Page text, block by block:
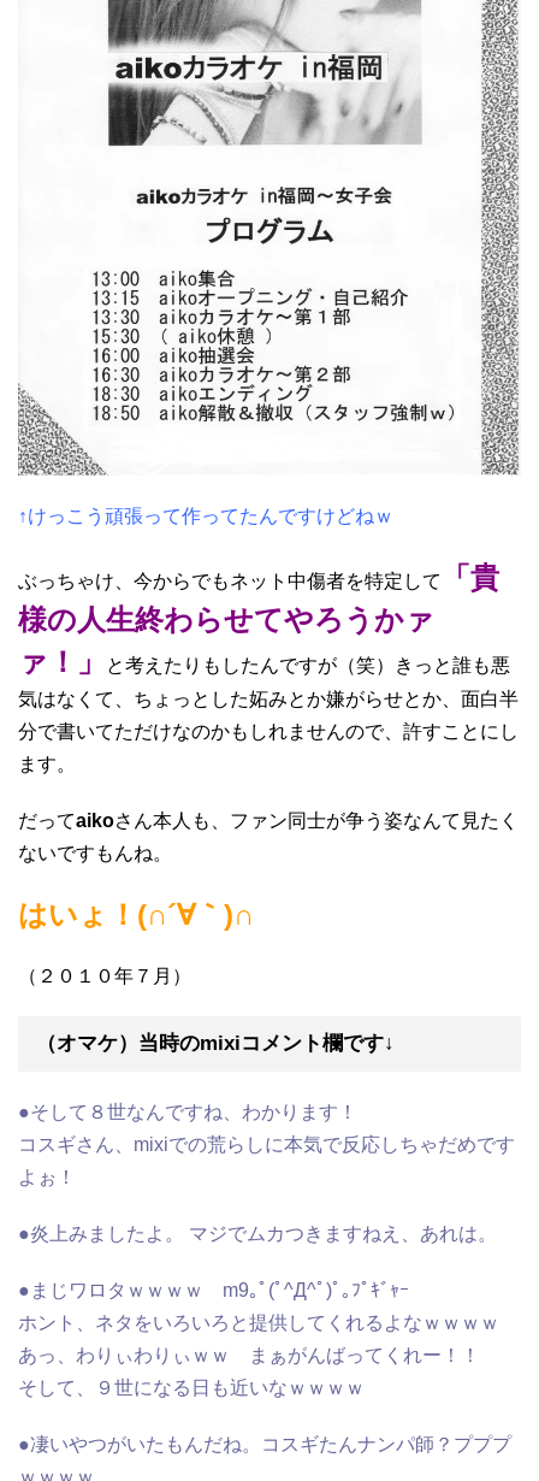
↑けっこう頑張って作ってたんですけどねｗ
ぶっちゃけ、今からでもネット中傷者を特定して
「貴
様の人生終わらせてやろうかァ
ァ！」
と考えたりもしたんですが（笑）きっと誰も悪
気はなくて、ちょっとした妬みとか嫌がらせとか、面白半
分で書いてただけなのかもしれませんので、許すことにし
ます。
だってaikoさん本人も、ファン同士が争う姿なんて見たく
ないですもんね。
はいょ！(∩´∀｀)∩
（２０１０年７月）
（オマケ）当時のmixiコメント欄です↓
●そして８世なんですね、わかります！
コスギさん、mixiでの荒らしに本気で反応しちゃだめです
よぉ！
●炎上みましたよ。 マジでムカつきますねえ、あれは。
●まじワロタｗｗｗｗ m9｡ﾟ(ﾟ^Д^ﾟ)ﾟ｡ﾌﾟｷﾞｬｰ
ホント、ネタをいろいろと提供してくれるよなｗｗｗｗ
あっ、わりぃわりぃｗｗ まぁがんばってくれー！！
そして、９世になる日も近いなｗｗｗｗ
●凄いやつがいたもんだね。コスギたんナンパ師？プププ